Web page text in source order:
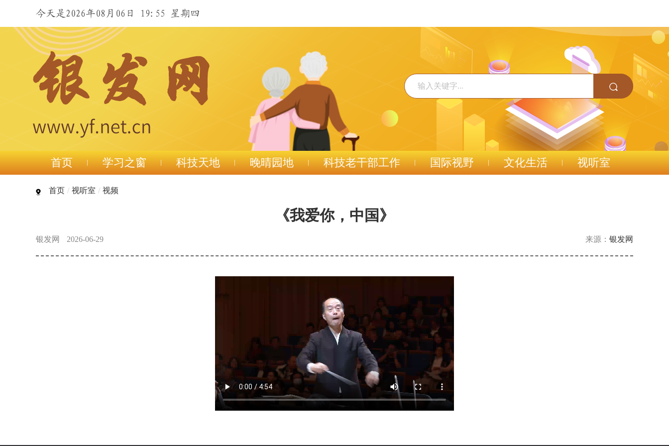
今天是2026年08月06日 19:55 星期四
首页 学习之窗 科技天地 晚晴园地 科技老干部工作 国际视野 文化生活 视听室
首页 / 视听室 / 视频
《我爱你，中国》
银发网 2026-06-29 来源： 银发网